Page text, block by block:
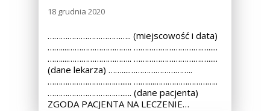
18 grudnia 2020
……………………………….. (miejscowość i data)
……....……………………….. ………………………….….....
……....……………………….. ………………………….….....
(dane lekarza) ……....………………………..
………………………….…..... ……....………………………..
………………………….…..... (dane pacjenta)
ZGODA PACJENTA NA LECZENIE…